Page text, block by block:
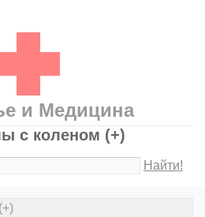
и Медицина
с коленом (+)
Найти!